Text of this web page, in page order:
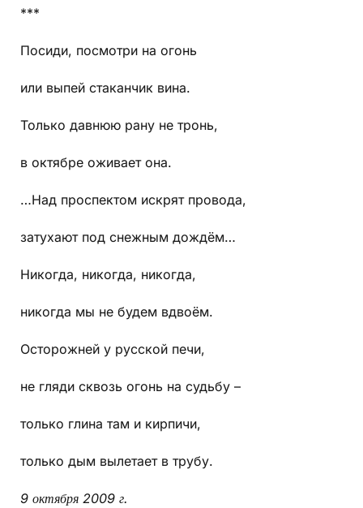
***
Посиди, посмотри на огонь
или выпей стаканчик вина.
Только давнюю рану не тронь,
в октябре оживает она.
…Над проспектом искрят провода,
затухают под снежным дождём…
Никогда, никогда, никогда,
никогда мы не будем вдвоём.
Осторожней у русской печи,
не гляди сквозь огонь на судьбу –
только глина там и кирпичи,
только дым вылетает в трубу.
9 октября 2009 г.